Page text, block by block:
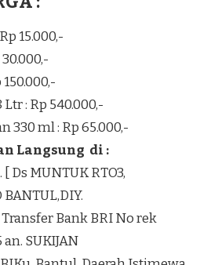
15.000,-
: Rp 540.000,-
330 ml : Rp 65.000,-
Langsung di :
Ds MUNTUK RTO3,
Bank BRI No rek
SUKIJAN